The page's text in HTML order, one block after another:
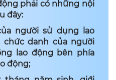
phải có những nội
đây:
người sử dụng lao
danh của người
lao động bên phía
động;